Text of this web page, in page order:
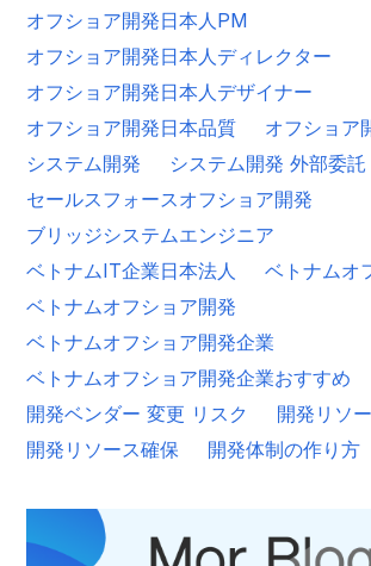
オフショア開発日本人PM
オフショア開発日本人ディレクター
オフショア開発日本人デザイナー
オフショア開発日本品質
オフショア
システム開発
システム開発 外部委託
セールスフォースオフショア開発
ブリッジシステムエンジニア
ベトナムIT企業日本法人
ベトナムオ
ベトナムオフショア開発
ベトナムオフショア開発企業
ベトナムオフショア開発企業おすすめ
開発ベンダー 変更 リスク
開発リソ
開発リソース確保
開発体制の作り方